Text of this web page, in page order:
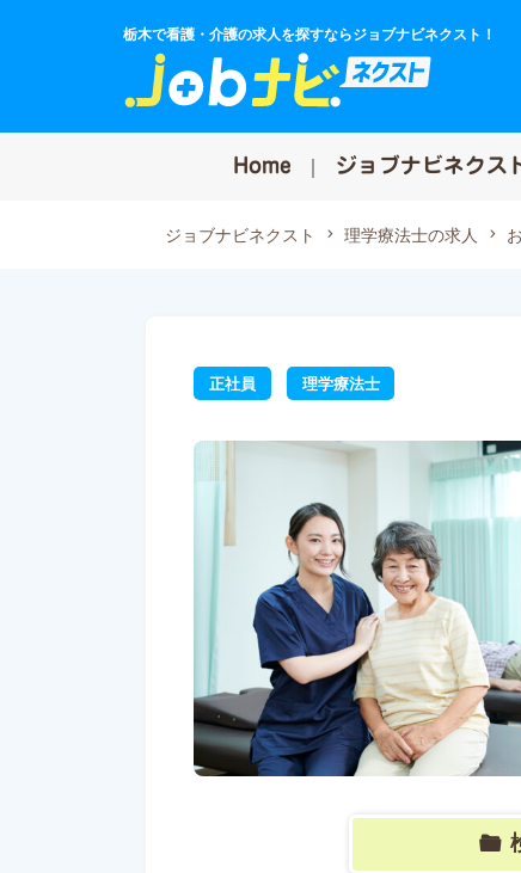
栃木で看護・介護の求人を探すならジョブナビネクスト！
Home ジョブナビネクス
ジョブナビネクスト 理学療法士の求人
正社員 理学療法士